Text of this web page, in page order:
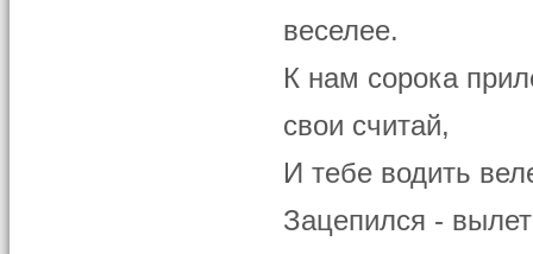
веселее.
К нам сорока
свои считай,
И тебе водить
Зацепился -